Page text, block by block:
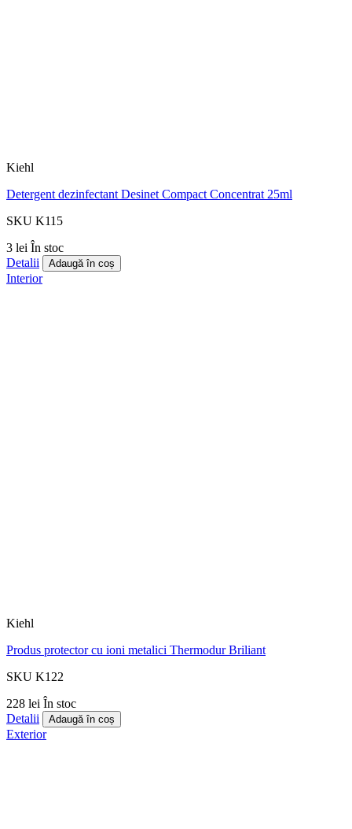
Kiehl
Detergent dezinfectant Desinet Compact Concentrat 25ml
SKU K115
3 lei În stoc
Detalii
Adaugă în coș
Interior
Kiehl
Produs protector cu ioni metalici Thermodur Briliant
SKU K122
228 lei În stoc
Detalii
Adaugă în coș
Exterior